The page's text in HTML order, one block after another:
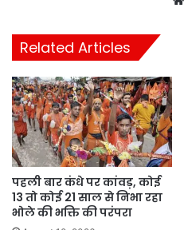
Related Articles
पहली बार कंधे पर कांवड़, कोई
13 तो कोई 21 साल से निभा रहा
भोले की भक्ति की परंपरा